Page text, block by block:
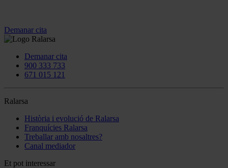
Demanar cita
Demanar cita
900 333 733
671 015 121
Ralarsa
Història i evolució de Ralarsa
Franquícies Ralarsa
Treballar amb nosaltres?
Canal mediador
Et pot interessar